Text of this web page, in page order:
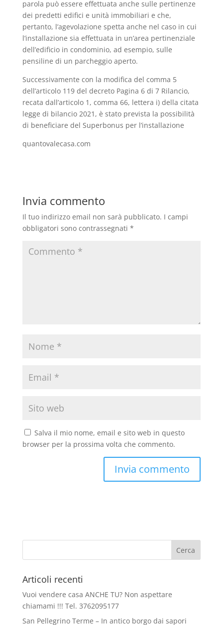
parola può essere effettuata anche sulle pertinenze
dei predetti edifici e unità immobiliari e che,
pertanto, l’agevolazione spetta anche nel caso in cui
l’installazione sia effettuata in un’area pertinenziale
dell’edificio in condominio, ad esempio, sulle
pensiline di un parcheggio aperto.
Successivamente con la modifica del comma 5
dell’articolo 119 del decreto Pagina 6 di 7 Rilancio,
recata dall’articolo 1, comma 66, lettera i) della citata
legge di bilancio 2021, è stato prevista la possibilità
di beneficiare del Superbonus per l’installazione
quantovalecasa.com
Invia commento
Il tuo indirizzo email non sarà pubblicato. I campi
obbligatori sono contrassegnati *
Salva il mio nome, email e sito web in questo
browser per la prossima volta che commento.
Articoli recenti
Vuoi vendere casa ANCHE TU? Non aspettare
chiamami !!! Tel. 3762095177
San Pellegrino Terme – In antico borgo dai sapori